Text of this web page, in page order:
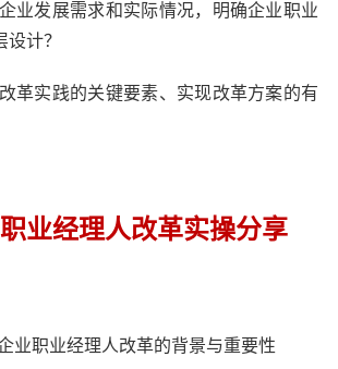
业发展需求和实际情况，明确企业职业
计？
革实践的关键要素、实现改革方案的有
业经理人改革实操分享
业职业经理人改革的背景与重要性